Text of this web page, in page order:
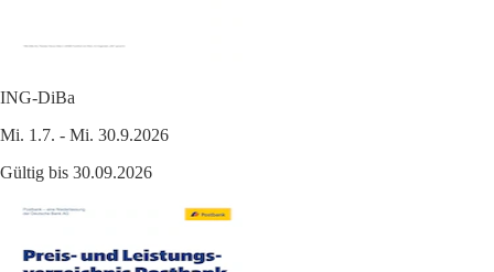
ING-DiBa
Mi. 1.7. - Mi. 30.9.2026
Gültig bis 30.09.2026